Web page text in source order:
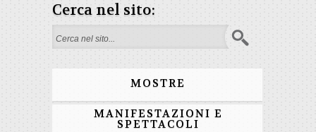
Cerca nel sito:
Form di ricerca
MOSTRE
MANIFESTAZIONI E
SPETTACOLI